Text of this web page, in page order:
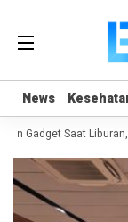
News
News
Gadget Saat